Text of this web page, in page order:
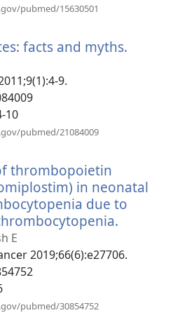
pubmed/15630501
facts and myths.
9.
10
pubmed/21084009
thrombopoietin
in neonatal
due to
ikkunan)
E
2019;66(6):e27706.
pubmed/30854752